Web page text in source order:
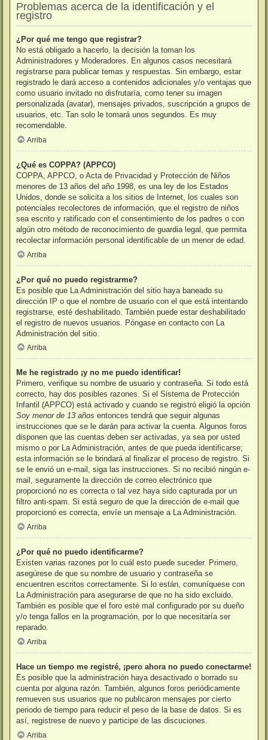
Problemas acerca de la identificación y el
registro
¿Por qué me tengo que registrar?
No está obligado a hacerlo, la decisión la toman los
Administradores y Moderadores. En algunos casos necesitará
registrarse para publicar temas y respuestas. Sin embargo, estar
registrado le dará acceso a contenidos adicionales y/o ventajas que
como usuario invitado no disfrutaría, como tener su imagen
personalizada (avatar), mensajes privados, suscripción a grupos de
usuarios, etc. Tan solo le tomará unos segundos. Es muy
recomendable.
Arriba
¿Qué es COPPA? (APPCO)
COPPA, APPCO, o Acta de Privacidad y Protección de Niños
menores de 13 años del año 1998, es una ley de los Estados
Unidos, donde se solicita a los sitios de Internet, los cuales son
potenciales recolectores de información, que el registro de niños
sea escrito y ratificado con el consentimiento de los padres o con
algún otro método de reconocimiento de guardia legal, que permita
recolectar información personal identificable de un menor de edad.
Arriba
¿Por qué no puedo registrarme?
Es posible que La Administración del sitio haya baneado su
dirección IP o que el nombre de usuario con el que está intentando
registrarse, esté deshabilitado. También puede estar deshabilitado
el registro de nuevos usuarios. Póngase en contacto con La
Administración del sitio.
Arriba
Me he registrado ¡y no me puedo identificar!
Primero, verifique su nombre de usuario y contraseña. Si todo está
correcto, hay dos posibles razones. Si el Sistema de Protección
Infantil (APPCO) está activado y cuando se registró eligió la opción
Soy menor de 13 años entonces tendrá que seguir algunas
instrucciones que se le darán para activar la cuenta. Algunos foros
disponen que las cuentas deben ser activadas, ya sea por usted
mismo o por La Administración, antes de que pueda identificarse;
esta información se le brindará al finalizar el proceso de registro. Si
se le envió un e-mail, siga las instrucciones. Si no recibió ningún e-
mail, seguramente la dirección de correo electrónico que
proporcionó no es correcta o tal vez haya sido capturada por un
filtro anti-spam. Si está seguro de que la dirección de e-mail que
proporcionó es correcta, envíe un mensaje a La Administración.
Arriba
¿Por qué no puedo identificarme?
Existen varias razones por lo cuál esto puede suceder. Primero,
asegúrese de que su nombre de usuario y contraseña se
encuentren escritos correctamente. Si lo están, comuníquese con
La Administración para asegurarse de que no ha sido excluido.
También es posible que el foro esté mal configurado por su dueño
y/o tenga fallos en la programación, por lo que necesitaría ser
reparado.
Arriba
Hace un tiempo me registré, ¡pero ahora no puedo conectarme!
Es posible que la administración haya desactivado o borrado su
cuenta por alguna razón. También, algunos foros periódicamente
remueven sus usuarios que no publicaron mensajes por cierto
periodo de tiempo para reducir el peso de la base de datos. Si es
así, registrese de nuevo y participe de las discuciones.
Arriba